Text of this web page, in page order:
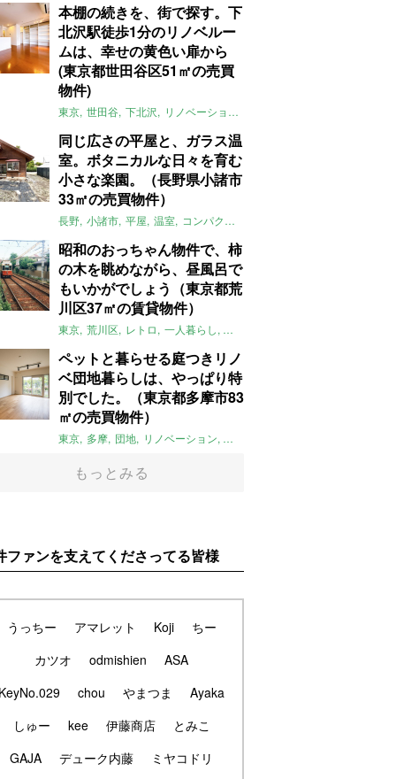
本棚の続きを、街で探す。下
北沢駅徒歩1分のリノベルー
ムは、幸せの黄色い扉から
(東京都世田谷区51㎡の売買
物件)
東京 世田谷 下北沢 リノベーション
同じ広さの平屋と、ガラス温
室。ボタニカルな日々を育む
小さな楽園。（長野県小諸市
33㎡の売買物件）
長野 小諸市 平屋 温室 コンパクト
昭和のおっちゃん物件で、柿
の木を眺めながら、昼風呂で
もいかがでしょう（東京都荒
川区37㎡の賃貸物件）
東京 荒川区 レトロ 一人暮らし タイル
ペットと暮らせる庭つきリノ
ベ団地暮らしは、やっぱり特
別でした。（東京都多摩市83
㎡の売買物件）
東京 多摩 団地 リノベーション 庭
もっとみる
ファンを支えてくださってる皆様
うっちー アマレット Koji
ちー
カツオ
odmishien
ASA
chou やまつま
Ayaka
しゅー
kee 伊藤商店
とみこ
GAJA
デューク内藤 ミヤコドリ